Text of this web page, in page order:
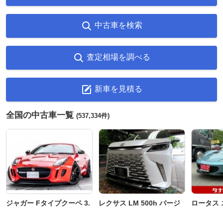
中古車を検索
査定相場を調べる
新車を見積る
全国の中古車一覧 (537,334件)
ジャガー Fタイプクーペ 3.
レクサス LM 500h バージ
ロータス